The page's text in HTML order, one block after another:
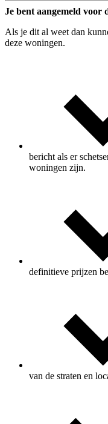
Je bent aangemeld voor
Als je dit al weet dan
deze woningen.
bericht als er
woningen zijn.
definitieve prijzen
van de straten en